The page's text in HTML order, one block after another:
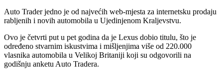
Auto Trader jedno je od najvećih web-mjesta za internetsku prodaju
rabljenih i novih automobila u Ujedinjenom Kraljevstvu.
Ovo je četvrti put u pet godina da je Lexus dobio titulu, što je
određeno stvarnim iskustvima i mišljenjima više od 220.000
vlasnika automobila u Velikoj Britaniji koji su odgovorili na
godišnju anketu Auto Tradera.